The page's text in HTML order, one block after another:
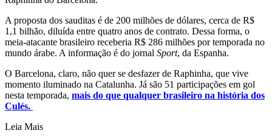
A proposta dos sauditas é de 200 milhões de dólares, cerca de R$
1,1 bilhão, diluída entre quatro anos de contrato. Dessa forma, o
meia-atacante brasileiro receberia R$ 286 milhões por temporada no
mundo árabe. A informação é do jornal Sport, da Espanha.
O Barcelona, claro, não quer se desfazer de Raphinha, que vive
momento iluminado na Catalunha. Já são 51 participações em gol
nesta temporada, mais do que qualquer brasileiro na história dos
Culés.
Leia Mais